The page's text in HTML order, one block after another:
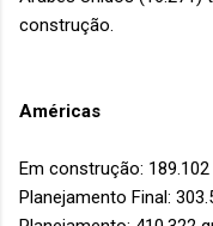
construção.
Américas
Em construção:
Planejamento Final: